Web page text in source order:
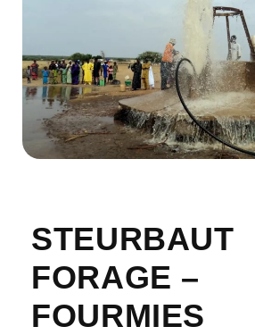
STEURBAUT
FORAGE –
FOURMIES